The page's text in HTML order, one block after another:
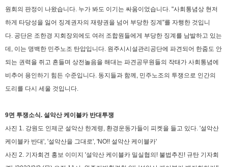
원회의 판정이 나왔습니다. 누가 봐도 이기는 싸움이었습니다. "사회통념상 현저
하게 타당성을 잃어 징계권자의 재량권을 넘어 부당한 징계"를 자행한 것입니
다. 공단은 조한경 지회장외에도 여러 조합원들에게 부당한 징계를 남발하고 있는
데, 이는 명백한 민주노조 탄압입니다. 원주시시설관리공단에 파견되어 한줌도 안
되는 권력을 쥐고 흔들며 상전놀음을 해대는 파견공무원들의 작태가 사회통념에
비추어 용인하기 힘든 수준입니다. 동지들과 함께, 민주노조의 투쟁으로 인간의
도리를 다시 세울 것입니다.
9면 투쟁소식. 설악산 케이블카 반대투쟁
사진 1. 강원도 인제군 설악산 한계령, 환경운동가들이 피켓을 들고 있다. '설악산
케이블카 반대', '설악산을 그대로', 'NO!! 설악산 케이블카'
사진 2. 기자회견 홍보 이미지 '설악산 케이블카 밀실협의! 불법추진! 규탄 기자회